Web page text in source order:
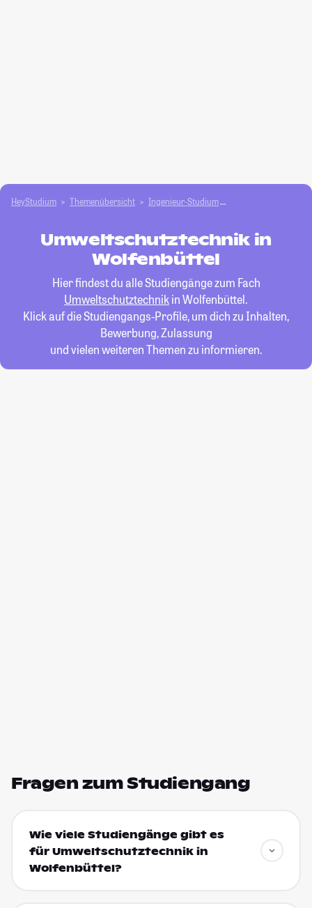
HeyStudium Themenübersicht Ingenieur-Studium
Umweltschutztechnik in
Wolfenbüttel
Hier findest du alle Studiengänge zum Fach
Umweltschutztechnikin Wolfenbüttel.
Klick auf die Studiengangs-Profile, um dich zu Inhalten,
Bewerbung, Zulassung
und vielen weiteren Themen zu informieren.
Fragen zum Studiengang
Wie viele Studiengänge gibt es
für Umweltschutztechnik in
Wolfenbüttel?